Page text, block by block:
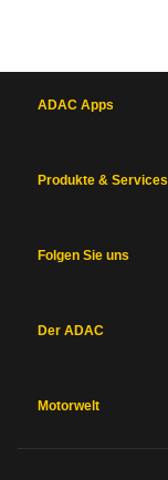
ADAC Apps
Produkte & Services
Folgen Sie uns
Der ADAC
Motorwelt